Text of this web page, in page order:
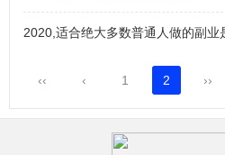
2020,适合绝大多数普通人做的副业
‹‹ ‹ 1 2 ››